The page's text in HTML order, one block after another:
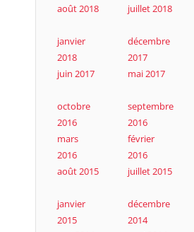
août 2018
juillet 2018
janvier
2018
décembre
2017
juin 2017
mai 2017
octobre
2016
septembre
2016
mars
2016
février
2016
août 2015
juillet 2015
janvier
2015
décembre
2014